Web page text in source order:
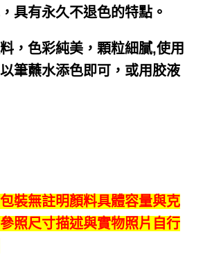
具有永久不退色的特點。
，色彩純美，顆粒細膩,使用
筆蘸水添色即可，或用胶液
裝無註明顏料具體容量與克
照尺寸描述與實物照片自行